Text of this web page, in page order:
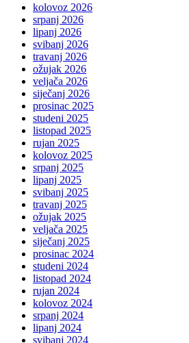
kolovoz 2026
srpanj 2026
lipanj 2026
svibanj 2026
travanj 2026
ožujak 2026
veljača 2026
siječanj 2026
prosinac 2025
studeni 2025
listopad 2025
rujan 2025
kolovoz 2025
srpanj 2025
lipanj 2025
svibanj 2025
travanj 2025
ožujak 2025
veljača 2025
siječanj 2025
prosinac 2024
studeni 2024
listopad 2024
rujan 2024
kolovoz 2024
srpanj 2024
lipanj 2024
svibanj 2024